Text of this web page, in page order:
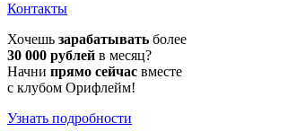
Контакты
Хочешь зарабатывать более
30 000 рублей в месяц?
Начни прямо сейчас вместе
с клубом Орифлейм!
Узнать подробности